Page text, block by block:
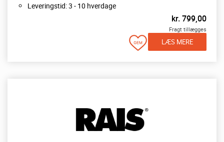
Leveringstid: 3 - 10 hverdage
kr.799,00
Fragt tillægges
LÆS MERE